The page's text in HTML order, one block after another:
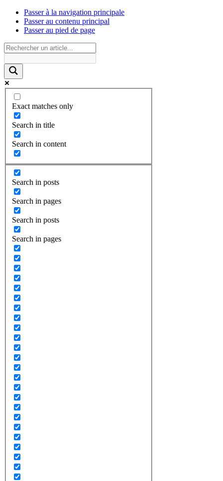
Passer à la navigation principale
Passer au contenu principal
Passer au pied de page
Exact matches only
Search in title
Search in content
Search in posts
Search in pages
Search in posts
Search in pages